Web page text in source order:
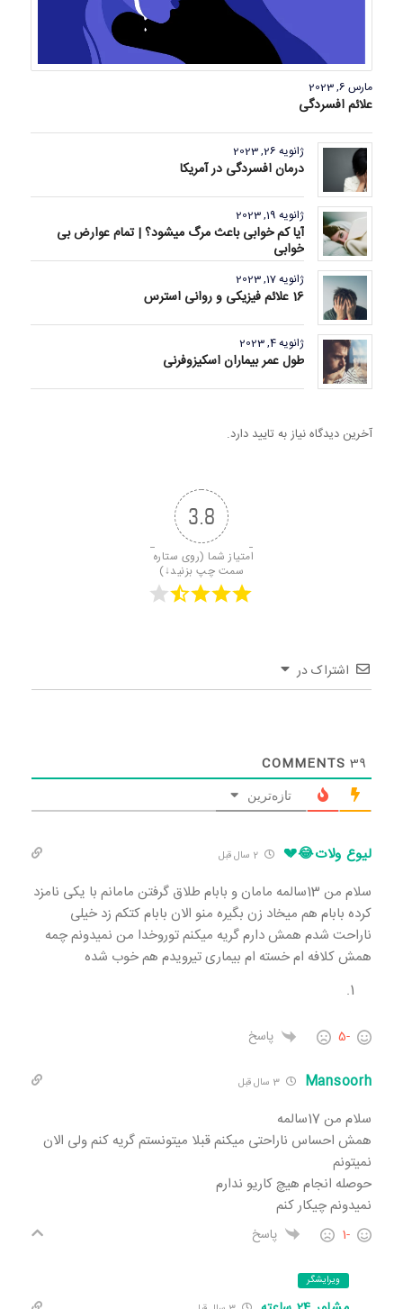
مارس 6, 2023
علائم افسردگی
ژانویه 26, 2023
درمان افسردگی در آمریکا
ژانویه 19, 2023
آیا کم خوابی باعث مرگ میشود؟ | تمام عوارض بی
خوابی
ژانویه 17, 2023
16 علائم فیزیکی و روانی استرس
ژانویه 4, 2023
طول عمر بیماران اسکیزوفرنی
آخرین دیدگاه نیاز به تایید دارد.
3.8
امتیاز شما (روی ستاره
سمت چپ بزنید↓)
اشتراک در
39
COMMENTS
تازه‌ترین
لیوع ولات😂💔
سلام من 13سالمه مامان و بابام طلاق گرفتن مامانم با یکی نامزد
کرده بابام هم میخاد زن بگیره منو الان بابام کتکم زد خیلی
ناراحت شدم همش دارم گریه میکنم توروخدا من نمیدونم چمه
همش کلافه ام خسته ام بیماری تیرویدم هم خوب شده
-5 پاسخ
Mansoorh 3 سال قبل
سلام من 17سالمه
همش احساس ناراحتی میکنم قبلا میتونستم گریه کنم ولی الان
نمیتونم
حوصله انجام هیچ کاریو ندارم
نمیدونم چیکار کنم
-1 پاسخ
ویرایشگر